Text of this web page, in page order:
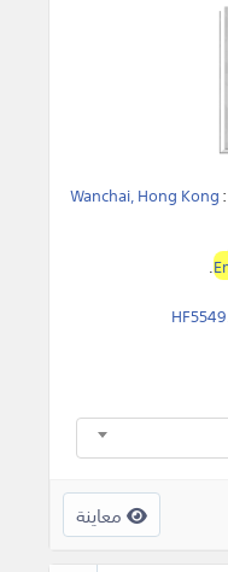
Wanchai, Hong Kong:
.
معاينة